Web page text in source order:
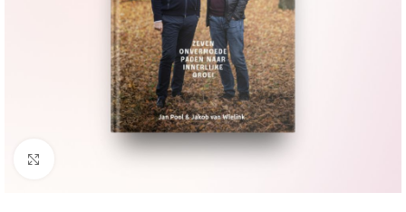
Groter bekijken